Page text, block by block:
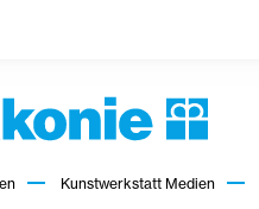
Kunstwerkstatt Medien